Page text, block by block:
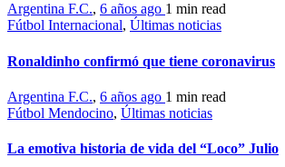
Argentina F.C., 6 años ago 1 min read
Fútbol Internacional, Últimas noticias
Ronaldinho confirmó que tiene coronavirus
Argentina F.C., 6 años ago 1 min read
Fútbol Mendocino, Últimas noticias
La emotiva historia de vida del “Loco” Julio